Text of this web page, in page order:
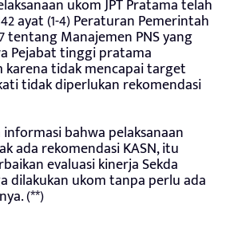
ukom JPT Pratama telah
ayat (1-4) Peraturan Pemerintah
tentang Manajemen PNS yang
Pejabat tinggi pratama
karena tidak mencapai target
tidak diperlukan rekomendasi
informasi bahwa pelaksanaan
ada rekomendasi KASN, itu
evaluasi kinerja Sekda
dilakukan ukom tanpa perlu ada
(**)